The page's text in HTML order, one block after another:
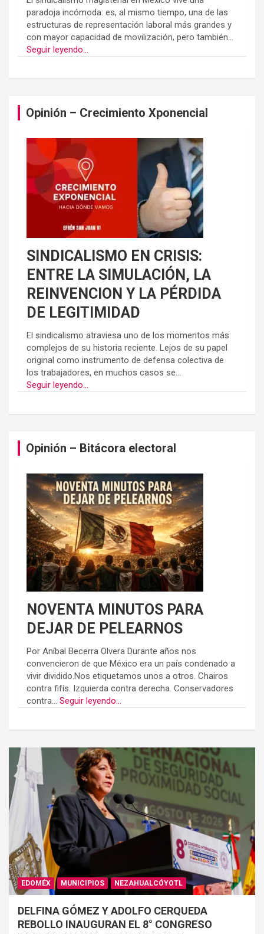
paradoja incómoda: es, al mismo tiempo, una de las
estructuras de representación laboral más grandes y
con mayor capacidad de movilización, pero también...
Seguir leyendo...
Opinión – Crecimiento Xponencial
SINDICALISMO EN CRISIS:
ENTRE LA SIMULACIÓN, LA
REINVENCION Y LA PÉRDIDA
DE LEGITIMIDAD
El sindicalismo atraviesa uno de los momentos más
complejos de su historia reciente. Lejos de su papel
original como instrumento de defensa colectiva de
los trabajadores, en muchos casos se...
Seguir leyendo...
Opinión – Bitácora electoral
NOVENTA MINUTOS PARA
DEJAR DE PELEARNOS
Por Aníbal Becerra Olvera Durante años nos
convencieron de que México era un país condenado a
vivir dividido.Nos etiquetamos unos a otros. Chairos
contra fifís. Izquierda contra derecha. Conservadores
contra... Seguir leyendo...
EDOMÉX MUNICIPIOS NEZAHUALCÓYOTL
DELFINA GÓMEZ Y ADOLFO CERQUEDA
REBOLLO INAUGURAN EL 8° CONGRESO